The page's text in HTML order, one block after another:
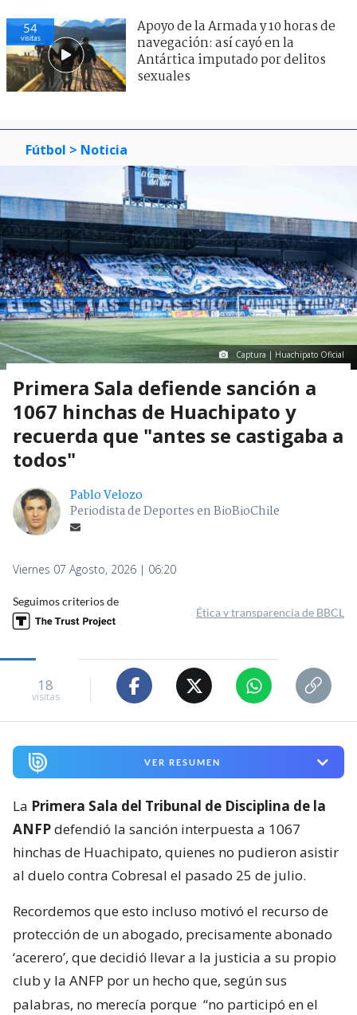
54
visitas
Apoyo de la Armada y 10 horas de
navegación: así cayó en la
Antártica imputado por delitos
sexuales
Fútbol > Noticia
Captura | Huachipato Oficial
Primera Sala defiende sanción a
1067 hinchas de Huachipato y
recuerda que "antes se castigaba a
todos"
Pablo Velozo
Periodista de Deportes en BioBioChile
Viernes 07 Agosto, 2026 | 06:20
Seguimos criterios de
Ética y transparencia de BBCL
18
visitas
VER RESUMEN
La Primera Sala del Tribunal de Disciplina de la
ANFPdefendió la sanción interpuesta a 1067
hinchas de Huachipato, quienes no pudieron asistir
al duelo contra Cobresal el pasado 25 de julio.
Recordemos que esto incluso motivó el recurso de
protección de un abogado, precisamente abonado
‘acerero’, que decidió llevar a la justicia a su propio
club y la ANFP por un hecho que, según sus
palabras, no merecía porque “no participó en el